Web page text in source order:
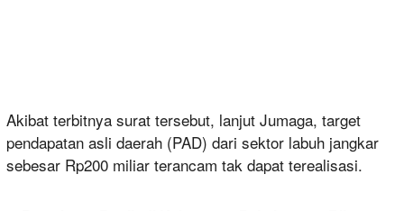
Akibat terbitnya surat tersebut, lanjut Jumaga, target
pendapatan asli daerah (PAD) dari sektor labuh jangkar
sebesar Rp200 miliar terancam tak dapat terealisasi.